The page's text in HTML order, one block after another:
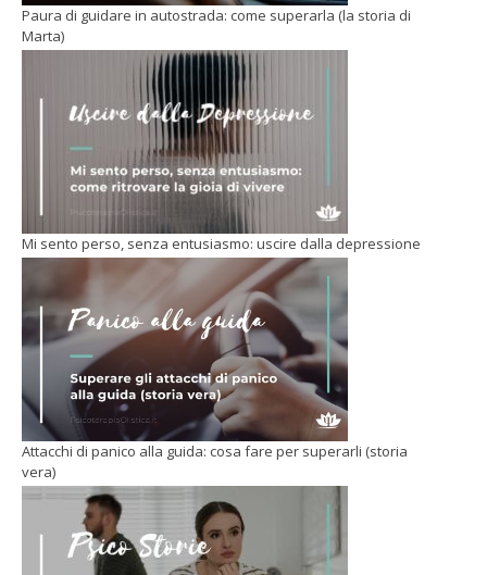
Paura di guidare in autostrada: come superarla (la storia di
Marta)
Mi sento perso, senza entusiasmo: uscire dalla depressione
Attacchi di panico alla guida: cosa fare per superarli (storia
vera)